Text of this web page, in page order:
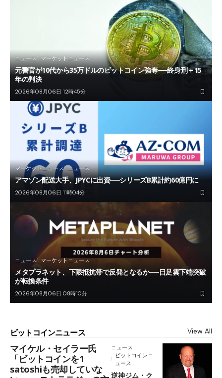
ニュース マーケットニュース
元警官が10代から35万ドルのビットコイン強奪──終身刑＋15
年の判決
2026年08月06日 12時45分
マーケットニュース ニュース
アマゾン配送大手、JPYCに出資──シリーズB累計約60億円に
2026年08月06日 11時04分
ニュース マーケットニュース
メタプラネット、下限抵抗帯で反発となるか──日足雲下端突破
が転換条件
2026年08月06日 08時10分
ビットコインニュース View All
マイケル・セイラー氏
「ビットコインを1
satoshiも売却していな
ニュース
ビットコインニ
ュース
逆神ジム・ク